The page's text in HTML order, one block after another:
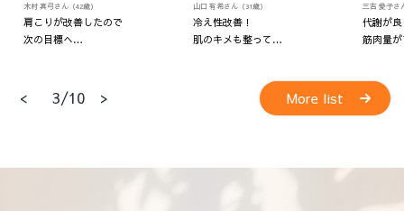
山口 有希さん（31歳）
冷え性改善！
肌のキメも整って…
三吉 愛子さん（37歳）
代謝が良くなって
筋肉量がアップ！
M・Oさん
いつの
4/10
< > More list